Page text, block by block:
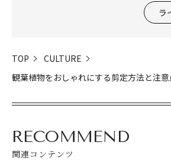
ラ
TOP
CULTURE
観葉植物をおしゃれにする剪定方法と注意
RECOMMEND
関連コンテンツ